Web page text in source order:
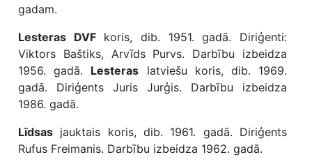
gadam.
Lesteras DVFkoris, dib. 1951. gadā. Diriģenti:
Viktors Baštiks, Arvīds Purvs. Darbību izbeidza
1956. gadā. Lesteras latviešu koris, dib. 1969.
gadā. Diriģents Juris Jurģis. Darbību izbeidza
1986. gadā.
Līdsas jauktais koris, dib. 1961. gadā. Diriģents
Rufus Freimanis. Darbību izbeidza 1962. gadā.